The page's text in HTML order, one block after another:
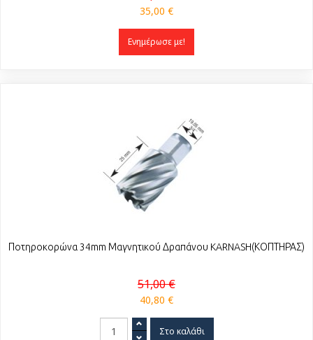
35,00 €
Ενημέρωσε με!
Ποτηροκορώνα 34mm Μαγνητικού Δραπάνου KARNASH(ΚΟΠΤΗΡΑΣ)
51,00 €
40,80 €